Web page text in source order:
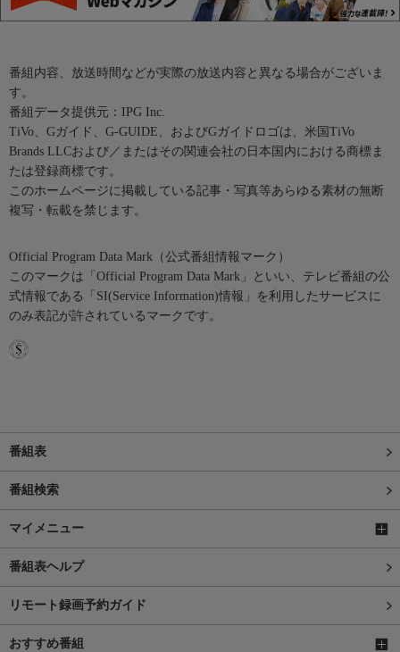
番組内容、放送時間などが実際の放送内容と異なる場合がございま
す。
番組データ提供元：IPG Inc.
TiVo、Gガイド、G-GUIDE、およびGガイドロゴは、米国TiVo
Brands LLCおよび／またはその関連会社の日本国内における商標ま
たは登録商標です。
このホームページに掲載している記事・写真等あらゆる素材の無断
複写・転載を禁じます。
Official Program Data Mark（公式番組情報マーク）
このマークは「Official Program Data Mark」といい、テレビ番組の公
式情報である「SI(Service Information)情報」を利用したサービスに
のみ表記が許されているマークです。
番組表
番組検索
マイメニュー
番組表ヘルプ
リモート録画予約ガイド
おすすめ番組